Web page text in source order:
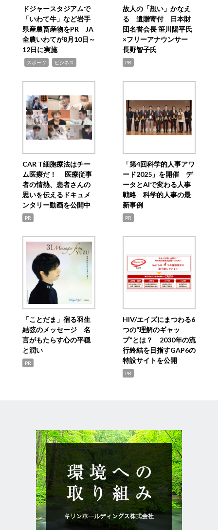
ドジャースタジアムで
「いわて牛」など岩手
県産農畜産物をPR JA
全農いわてが8月10日～
12日に実施
スポーツ ビジネス
故人の「想い」かなえ
る 遺贈寄付 日本財
団名誉会長 笹川陽平氏
×フリーアナウンサー
長野智子氏
PR
CAR T細胞療法はチー
ム医療だ！ 医療従事
者の情熱、患者さんの
思いを伝えるドキュメ
ンタリー動画を公開中
PR
「第4回科学的人事アワ
ード2025」を開催 デ
ータとAIで変わる人事
戦略 科学的人事の最
新事例
PR
「ことだま」宿る羽生
結弦のメッセージ 名
言がもたらす心の平穏
と潤い
PR
HIV/エイズにまつわる6
つの“理解のギャッ
プ”とは？ 2030年の流
行終結を目指すGAP6の
特設サイトを公開
PR